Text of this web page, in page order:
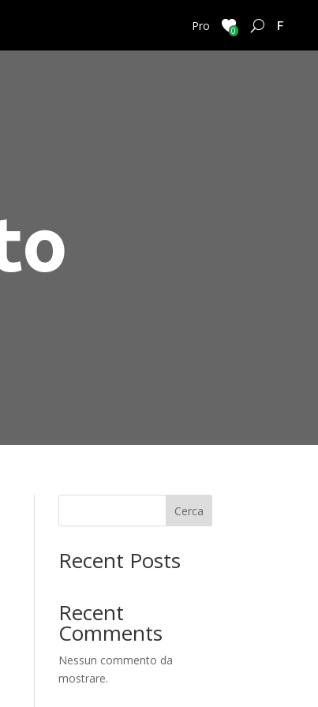
Pro 0
Cerca
Recent Posts
Recent
Comments
Nessun commento da
mostrare.